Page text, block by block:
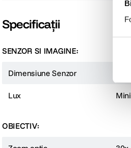
Camera AVMatrix EAGLE P30 4K NDI
ofera control precis si conectivitate
de control precum IP, UVC, VISCA,
Specificații
SENZOR SI IMAGINE:
Dimensiune Senzor
Lux
OBIECTIV: